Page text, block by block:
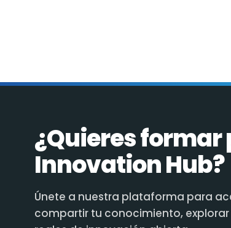
¿Quieres formar
Innovation Hub?
Únete a nuestra plataforma para
compartir tu conocimiento,